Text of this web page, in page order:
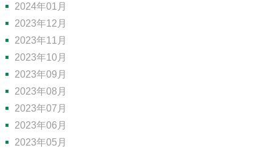
2024年01月
2023年12月
2023年11月
2023年10月
2023年09月
2023年08月
2023年07月
2023年06月
2023年05月